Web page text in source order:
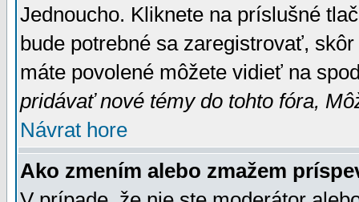
Jednoucho. Kliknete na príslušné
bude potrebné sa zaregistrovať,
máte povolené môžete vidieť na
pridávať nové témy do tohto fóra,
Návrat hore
Ako zmením alebo zmažem